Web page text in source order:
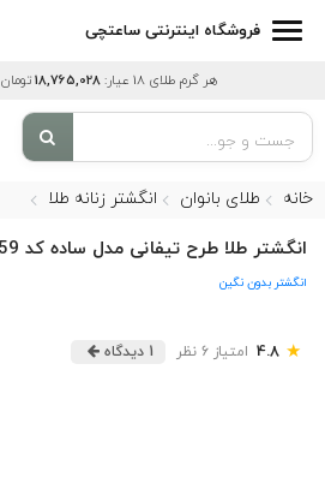
فروشگاه اینترنتی ساعتچی
هر گرم طلای 18 عیار: 18,765,028 تومان
خانه طلای بانوان انگشتر زنانه طلا
انگشتر طلا طرح تیفانی مدل ساده کد CR659
انگشتر بدون نگین
★
4.8 امتیاز 6 نظر 1 دیدگاه